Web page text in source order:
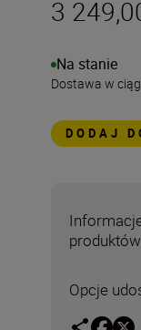
3
Na stanie
Dostawa w
DODAJ
produktów
Opcje